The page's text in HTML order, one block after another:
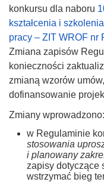
konkursu dla naboru
kształcenia i
pracy – ZIT WROF nr
Zmiana zapisów
konieczności
zmianą wzorów
dofinansowanie
Zmiany wprowadzono:
w Regulaminie
stosowania
i planowany
zapisy dotyczące
wstrzymać bieg